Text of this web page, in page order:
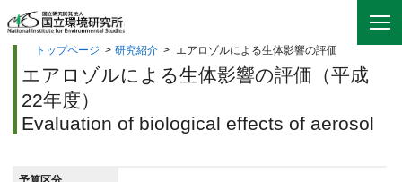
トップページ > 研究紹介 > エアロゾルによる生体影響の評価
エアロゾルによる生体影響の評価（平成
22年度）
Evaluation of biological effects of aerosol